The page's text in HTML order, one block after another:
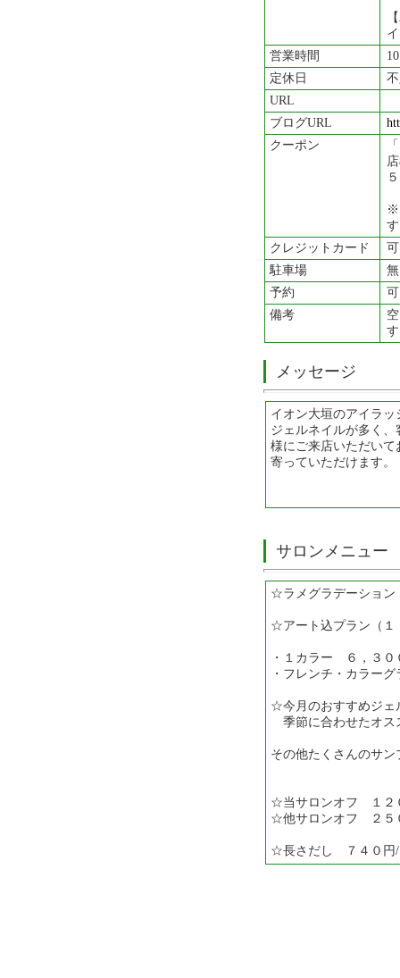
営業時間
定休日
URL
ブログURL
クーポン
※
クレジットカード
可
駐車場
無
予約
可
備考
メッセージ
イオン大垣のアイラ
ジェルネイルが多く
様にご来店いただい
寄っていただけます。
サロンメニュー
☆ラメグラデーショ
☆アート込プラン（
・１カラー ６，３０
・フレンチ・カラー
☆今月のおすすめジェ
季節に合わせたオス
その他たくさんのサ
☆当サロンオフ １２
☆他サロンオフ ２
☆長さだし ７４０円/